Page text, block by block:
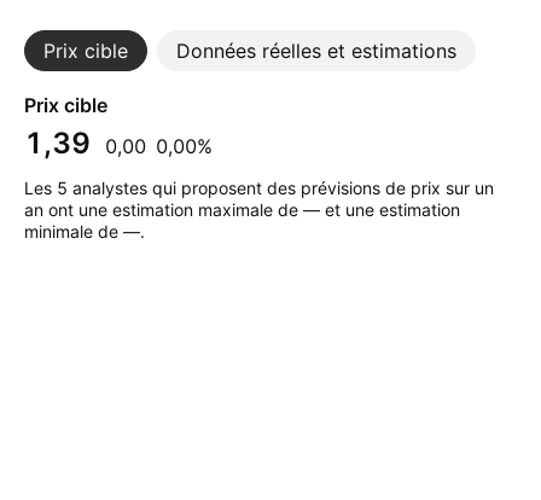
Prix cible Données réelles et estimations
Prix cible
1,39 0,00 0,00%
Les 5 analystes qui proposent des prévisions de prix sur un
an ont une estimation maximale de — et une estimation
minimale de —.